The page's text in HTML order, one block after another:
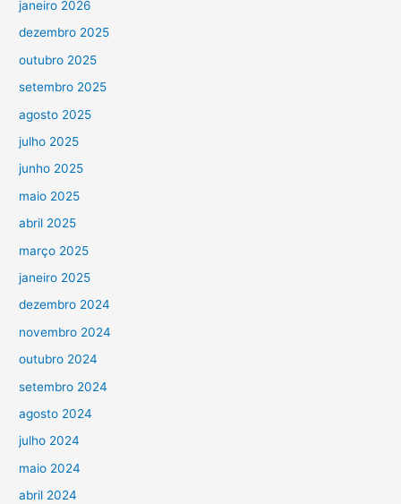
janeiro 2026
dezembro 2025
outubro 2025
setembro 2025
agosto 2025
julho 2025
junho 2025
maio 2025
abril 2025
março 2025
janeiro 2025
dezembro 2024
novembro 2024
outubro 2024
setembro 2024
agosto 2024
julho 2024
maio 2024
abril 2024